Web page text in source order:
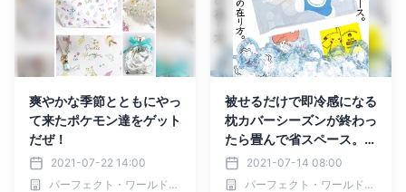
爽やかな季節とともにやっ
て来たポケモン達をゲット
だぜ！
2021-07-22 14:00
パーフェクト・ワールド株式会社
被せるだけで即冷感になる
枕カバーシーズンが終わっ
たら畳んで省スペース。ド
ラえもんやピカチュウ、ア
リエルの冷感まくらカバー
2021-07-14 08:00
パーフェクト・ワールド株式会社